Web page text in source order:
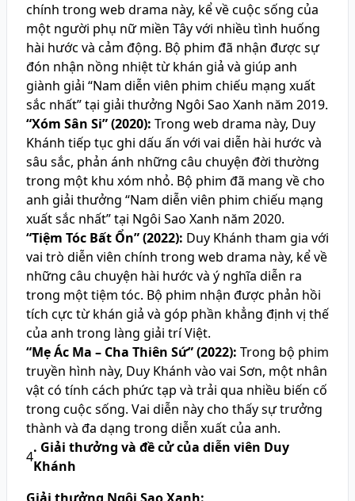
chính trong web drama này, kể về cuộc sống của
một người phụ nữ miền Tây với nhiều tình huống
hài hước và cảm động. Bộ phim đã nhận được sự
đón nhận nồng nhiệt từ khán giả và giúp anh
giành giải “Nam diễn viên phim chiếu mạng xuất
sắc nhất” tại giải thưởng Ngôi Sao Xanh năm 2019.
“Xóm Sân Si” (2020): Trong web drama này, Duy
Khánh tiếp tục ghi dấu ấn với vai diễn hài hước và
sâu sắc, phản ánh những câu chuyện đời thường
trong một khu xóm nhỏ. Bộ phim đã mang về cho
anh giải thưởng “Nam diễn viên phim chiếu mạng
xuất sắc nhất” tại Ngôi Sao Xanh năm 2020.
“Tiệm Tóc Bất Ổn” (2022): Duy Khánh tham gia với
vai trò diễn viên chính trong web drama này, kể về
những câu chuyện hài hước và ý nghĩa diễn ra
trong một tiệm tóc. Bộ phim nhận được phản hồi
tích cực từ khán giả và góp phần khẳng định vị thế
của anh trong làng giải trí Việt.
“Mẹ Ác Ma – Cha Thiên Sứ” (2022): Trong bộ phim
truyền hình này, Duy Khánh vào vai Sơn, một nhân
vật có tính cách phức tạp và trải qua nhiều biến cố
trong cuộc sống. Vai diễn này cho thấy sự trưởng
thành và đa dạng trong diễn xuất của anh.
4
. Giải thưởng và đề cử của diễn viên Duy
Khánh